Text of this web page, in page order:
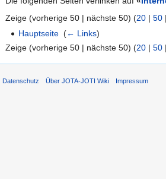
Zeige (vorherige 50 | nächste 50) (20 | 50
Hauptseite ‎(← Links)
Zeige (vorherige 50 | nächste 50) (20 | 50
Datenschutz Über JOTA-JOTI Wiki Impressum